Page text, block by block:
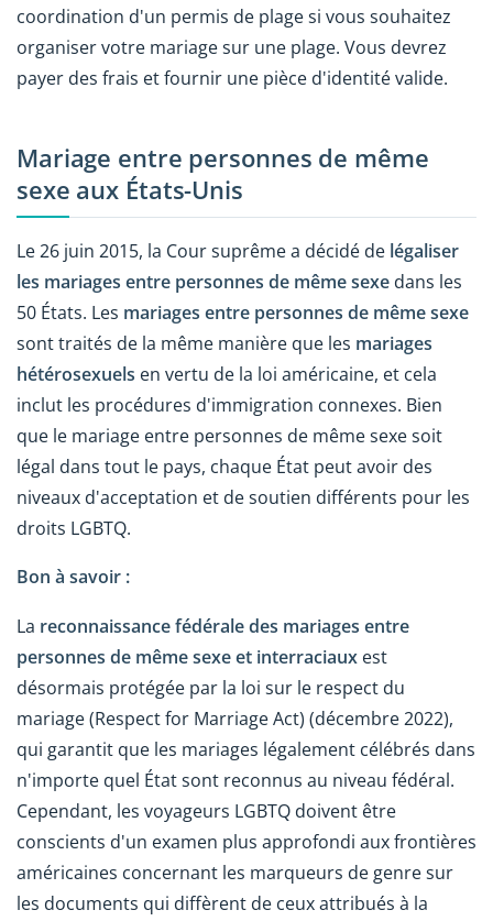
coordination d'un permis de plage si vous souhaitez
organiser votre mariage sur une plage. Vous devrez
payer des frais et fournir une pièce d'identité valide.
Mariage entre personnes de même
sexe aux États-Unis
Le 26 juin 2015, la Cour suprême a décidé de légaliser
les mariages entre personnes de même sexe dans les
50 États. Les mariages entre personnes de même sexe
sont traités de la même manière que les mariages
hétérosexuels en vertu de la loi américaine, et cela
inclut les procédures d'immigration connexes. Bien
que le mariage entre personnes de même sexe soit
légal dans tout le pays, chaque État peut avoir des
niveaux d'acceptation et de soutien différents pour les
droits LGBTQ.
Bon à savoir :
La reconnaissance fédérale des mariages entre
personnes de même sexe et interraciaux est
désormais protégée par la loi sur le respect du
mariage (Respect for Marriage Act) (décembre 2022),
qui garantit que les mariages légalement célébrés dans
n'importe quel État sont reconnus au niveau fédéral.
Cependant, les voyageurs LGBTQ doivent être
conscients d'un examen plus approfondi aux frontières
américaines concernant les marqueurs de genre sur
les documents qui diffèrent de ceux attribués à la